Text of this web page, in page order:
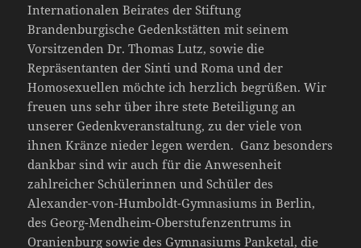
Internationalen Beirates der Stiftung
Brandenburgische Gedenkstätten mit seinem
Vorsitzenden Dr. Thomas Lutz, sowie die
Repräsentanten der Sinti und Roma und der
Homosexuellen möchte ich herzlich begrüßen. Wir
freuen uns sehr über ihre stete Beteiligung an
unserer Gedenkveranstaltung, zu der viele von
ihnen Kränze nieder legen werden. Ganz besonders
dankbar sind wir auch für die Anwesenheit
zahlreicher Schülerinnen und Schüler des
Alexander-von-Humboldt-Gymnasiums in Berlin,
des Georg-Mendheim-Oberstufenzentrums in
Oranienburg sowie des Gymnasiums Panketal, die